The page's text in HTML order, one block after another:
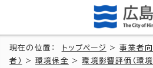
現在の位置： トップページ >事業者
者）
>環境保全 >環境影響評価（環境